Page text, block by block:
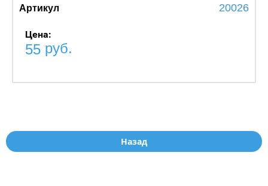
Артикул 20026
Цена:
55 руб.
Назад